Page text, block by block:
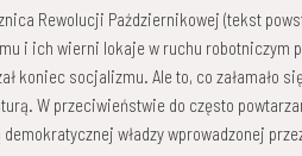
Rewolucji Październikowej (tekst
i ich wierni lokaje w ruchu robotniczym
koniec socjalizmu. Ale to, co załamało
W przeciwieństwie do często
władzy wprowadzonej